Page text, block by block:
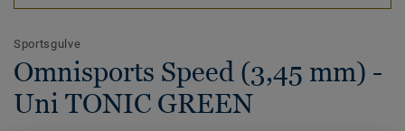
Sportsgulve
Omnisports Speed (3,45 mm) -
Uni TONIC GREEN